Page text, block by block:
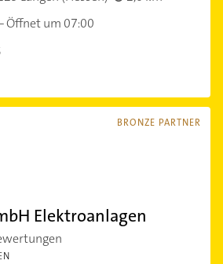
Öffnet um 07:00
BRONZE PARTNER
Elektroanlagen